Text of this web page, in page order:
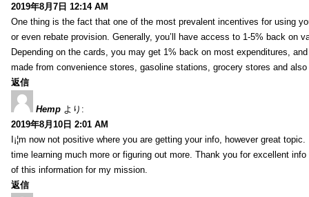
2019年8月7日 12:14 AM
One thing is the fact that one of the most prevalent incentives for using
or even rebate provision. Generally, you’ll have access to 1-5% back on
Depending on the cards, you may get 1% back on most expenditures,
made from convenience stores, gasoline stations, grocery stores and also
返信
Hemp より:
2019年8月10日 2:01 AM
I¡¦m now not positive where you are getting your info, however great
time learning much more or figuring out more. Thank you for excellent
of this information for my mission.
返信